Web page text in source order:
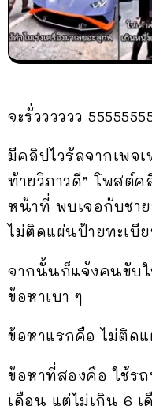
จะรั่วววววว
มีคลิปไวรัลจากเพจ
ท้ายวิภาวดี” โพสต์
หน้าที่ พบเจอกับชา
ไม่ติดแผ่นป้ายทะเบี
จากนั้นก็แจ้งคนขับใ
ข้อหาเบา ๆ
ข้อหาแรกคือ ไม่ติด
ข้อหาที่สองคือ ใช้รถ
เดือน แต่ไม่เกิน 6 เ